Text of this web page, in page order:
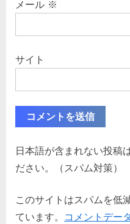
メール ※
サイト
日本語が含まれない投稿
ださい。（スパム対策）
このサイトはスパムを低
ています。 コメントデー